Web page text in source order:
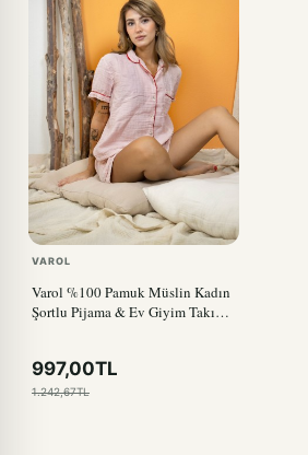
VAROL
Varol %100 Pamuk Müslin Kadın
Şortlu Pijama & Ev Giyim Takımı
997,00TL
1.242,67TL